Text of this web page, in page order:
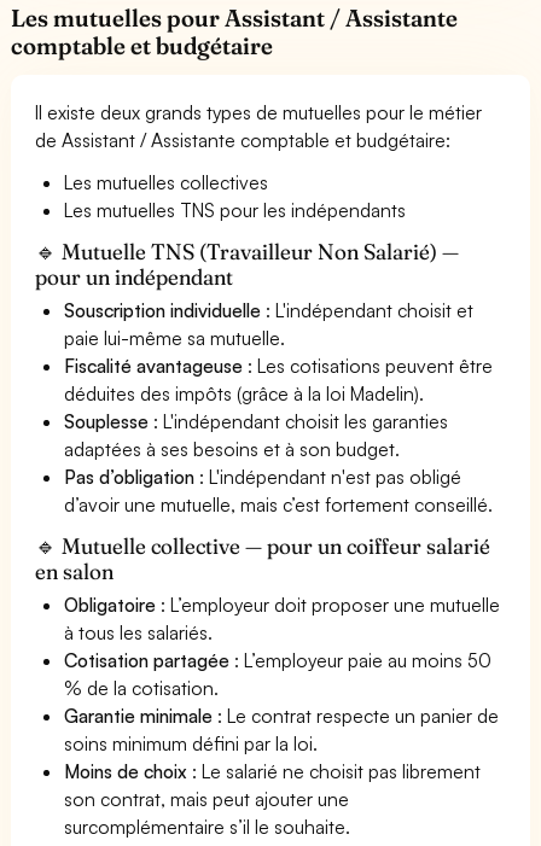
Les mutuelles pour Assistant / Assistante
comptable et budgétaire
Il existe deux grands types de mutuelles pour le métier
de Assistant / Assistante comptable et budgétaire:
Les mutuelles collectives
Les mutuelles TNS pour les indépendants
🔹 Mutuelle TNS (Travailleur Non Salarié) —
pour un indépendant
Souscription individuelle : L'indépendant choisit et
paie lui-même sa mutuelle.
Fiscalité avantageuse : Les cotisations peuvent être
déduites des impôts (grâce à la loi Madelin).
Souplesse : L'indépendant choisit les garanties
adaptées à ses besoins et à son budget.
Pas d’obligation : L'indépendant n'est pas obligé
d’avoir une mutuelle, mais c’est fortement conseillé.
🔹 Mutuelle collective — pour un coiffeur salarié
en salon
Obligatoire : L’employeur doit proposer une mutuelle
à tous les salariés.
Cotisation partagée : L’employeur paie au moins 50
% de la cotisation.
Garantie minimale : Le contrat respecte un panier de
soins minimum défini par la loi.
Moins de choix : Le salarié ne choisit pas librement
son contrat, mais peut ajouter une
surcomplémentaire s’il le souhaite.